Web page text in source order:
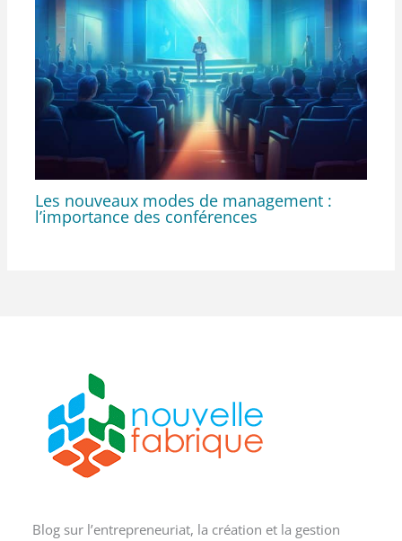
Les nouveaux modes de management :
l’importance des conférences
Blog sur l’entrepreneuriat, la création et la gestion